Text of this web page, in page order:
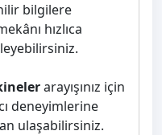
bilgilere
hızlıca
arayışınız için
deneyimlerine
ulaşabilirsiniz.